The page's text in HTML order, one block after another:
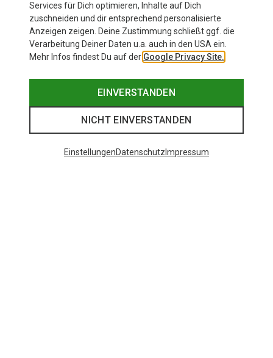
Services für Dich optimieren, Inhalte auf Dich
zuschneiden und dir entsprechend personalisierte
Anzeigen zeigen. Deine Zustimmung schließt ggf. die
Verarbeitung Deiner Daten u.a. auch in den USA ein.
Mehr Infos findest Du auf der Google Privacy Site.
EINVERSTANDEN
NICHT EINVERSTANDEN
EinstellungenDatenschutz Impressum